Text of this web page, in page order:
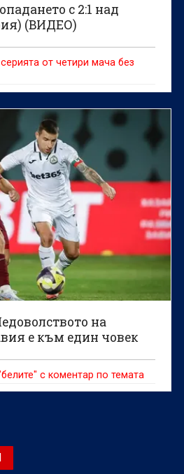
с 2:1 над
(ВИДЕО)
от четири мача без
на
е към един човек
с коментар по темата